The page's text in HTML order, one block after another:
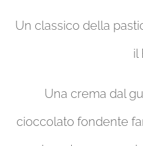
Un classico della
il
Una crema dal
cioccolato fondente